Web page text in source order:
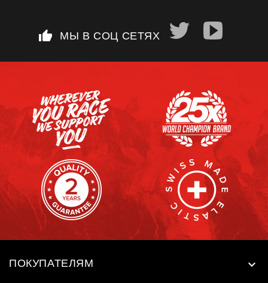
thumb_up МЫ В СОЦ СЕТЯХ
ПОКУПАТЕЛЯМ 